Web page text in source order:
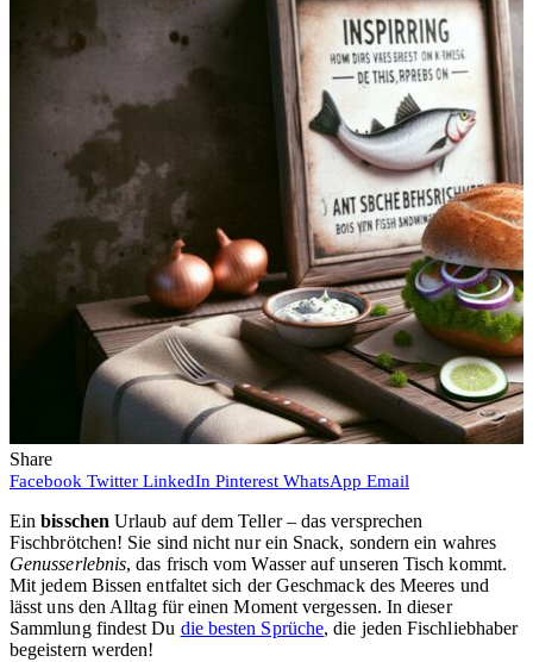
Share
Facebook Twitter LinkedIn Pinterest WhatsApp Email
Einbisschen Urlaub auf dem Teller – das versprechen
Fischbrötchen! Sie sind nicht nur ein Snack, sondern ein wahres
Genusserlebnis, das frisch vom Wasser auf unseren Tisch kommt.
Mit jedem Bissen entfaltet sich der Geschmack des Meeres und
lässt uns den Alltag für einen Moment vergessen. In dieser
Sammlung findest Du die besten Sprüche, die jeden Fischliebhaber
begeistern werden!